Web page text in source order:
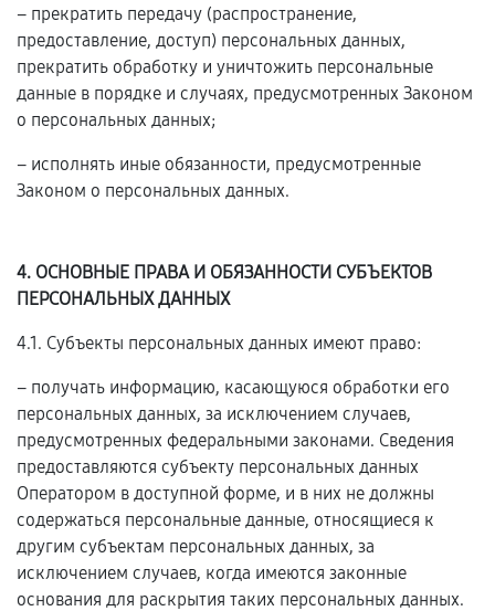
– прекратить передачу (распространение,
предоставление, доступ) персональных данных,
прекратить обработку и уничтожить персональные
данные в порядке и случаях, предусмотренных Законом
о персональных данных;
– исполнять иные обязанности, предусмотренные
Законом о персональных данных.
4. ОСНОВНЫЕ ПРАВА И ОБЯЗАННОСТИ СУБЪЕКТОВ
ПЕРСОНАЛЬНЫХ ДАННЫХ
4.1. Субъекты персональных данных имеют право:
– получать информацию, касающуюся обработки его
персональных данных, за исключением случаев,
предусмотренных федеральными законами. Сведения
предоставляются субъекту персональных данных
Оператором в доступной форме, и в них не должны
содержаться персональные данные, относящиеся к
другим субъектам персональных данных, за
исключением случаев, когда имеются законные
основания для раскрытия таких персональных данных.